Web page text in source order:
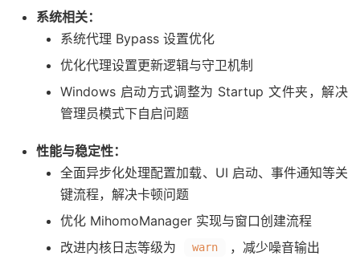
系统相关：
系统代理 Bypass 设置优化
优化代理设置更新逻辑与守卫机制
Windows 启动方式调整为 Startup 文件夹，解决
管理员模式下自启问题
性能与稳定性：
全面异步化处理配置加载、UI 启动、事件通知等关
键流程，解决卡顿问题
优化 MihomoManager 实现与窗口创建流程
改进内核日志等级为
warn
，减少噪音输出